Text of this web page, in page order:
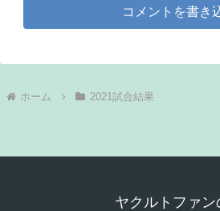
コメントを書き
ホーム 2021試合結果
ヤクルトファン